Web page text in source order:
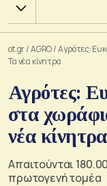
Χ.Α.
ot.gr/AGRO/Αγρότες:
Τα νέα κίνητρα
Αγρότες:
στα
νέα κίνητρα
Απαιτούνται
πρωτογενή τομέα